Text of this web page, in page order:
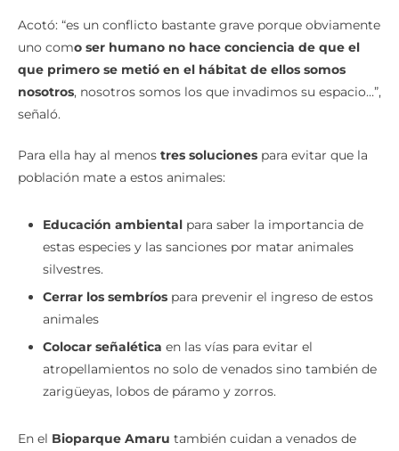
Acotó: “es un conflicto bastante grave porque obviamente
uno como ser humano no hace conciencia de que el
que primero se metió en el hábitat de ellos somos
nosotros, nosotros somos los que invadimos su espacio…”,
señaló.
Para ella hay al menos tres soluciones para evitar que la
población mate a estos animales:
Educación ambiental para saber la importancia de
estas especies y las sanciones por matar animales
silvestres.
Cerrar los sembríos para prevenir el ingreso de estos
animales
Colocar señalética en las vías para evitar el
atropellamientos no solo de venados sino también de
zarigüeyas, lobos de páramo y zorros.
En el Bioparque Amaru también cuidan a venados de